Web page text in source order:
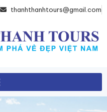
thanhthanhtours@gmail.com